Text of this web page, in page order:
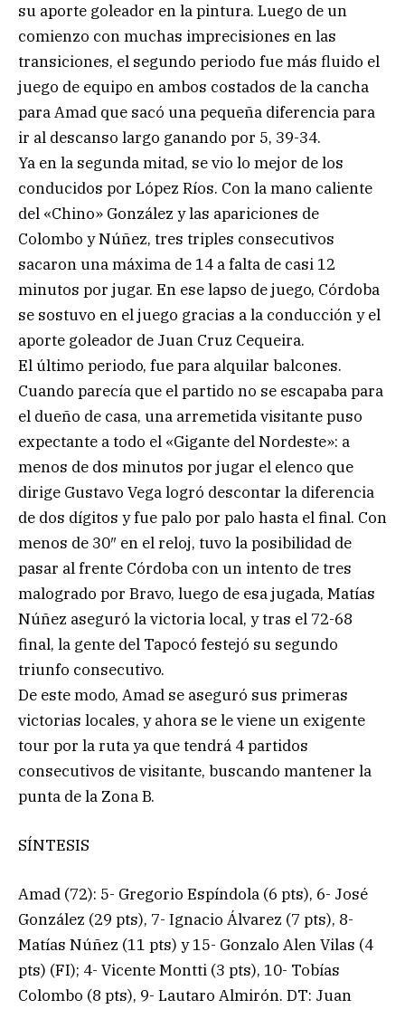
su aporte goleador en la pintura. Luego de un
comienzo con muchas imprecisiones en las
transiciones, el segundo periodo fue más fluido el
juego de equipo en ambos costados de la cancha
para Amad que sacó una pequeña diferencia para
ir al descanso largo ganando por 5, 39-34.
Ya en la segunda mitad, se vio lo mejor de los
conducidos por López Ríos. Con la mano caliente
del «Chino» González y las apariciones de
Colombo y Núñez, tres triples consecutivos
sacaron una máxima de 14 a falta de casi 12
minutos por jugar. En ese lapso de juego, Córdoba
se sostuvo en el juego gracias a la conducción y el
aporte goleador de Juan Cruz Cequeira.
El último periodo, fue para alquilar balcones.
Cuando parecía que el partido no se escapaba para
el dueño de casa, una arremetida visitante puso
expectante a todo el «Gigante del Nordeste»: a
menos de dos minutos por jugar el elenco que
dirige Gustavo Vega logró descontar la diferencia
de dos dígitos y fue palo por palo hasta el final. Con
menos de 30″ en el reloj, tuvo la posibilidad de
pasar al frente Córdoba con un intento de tres
malogrado por Bravo, luego de esa jugada, Matías
Núñez aseguró la victoria local, y tras el 72-68
final, la gente del Tapocó festejó su segundo
triunfo consecutivo.
De este modo, Amad se aseguró sus primeras
victorias locales, y ahora se le viene un exigente
tour por la ruta ya que tendrá 4 partidos
consecutivos de visitante, buscando mantener la
punta de la Zona B.
SÍNTESIS
Amad (72): 5- Gregorio Espíndola (6 pts), 6- José
González (29 pts), 7- Ignacio Álvarez (7 pts), 8-
Matías Núñez (11 pts) y 15- Gonzalo Alen Vilas (4
pts) (FI); 4- Vicente Montti (3 pts), 10- Tobías
Colombo (8 pts), 9- Lautaro Almirón. DT: Juan